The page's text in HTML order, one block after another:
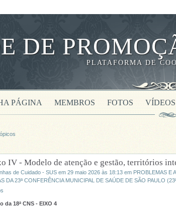
DE
PLATAFORMA DE
PÁGINA MEMBROS FOTOS VÍDEOS
IV - Modelo de atenção e gestão, territórios
de Cuidado - SUS em 29 maio 2026 às 18:13 em PROBLEMAS E
DA 23ª CONFERÊNCIA MUNICIPAL DE SAÚDE DE SÃO PAULO
da 18ª CNS - EIXO 4